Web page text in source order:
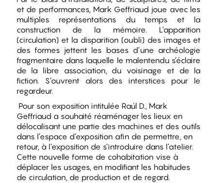
et de performances, Mark Geffriaud joue avec les
multiples représentations du temps et la
construction de la mémoire. L’apparition
(circulation) et la disparition (oubli) des images et
des formes jettent les bases d’une archéologie
fragmentaire dans laquelle le malentendu s’éclaire
de la libre association, du voisinage et de la
fiction. S’ouvrent alors des interstices pour le
regardeur.
Pour son exposition intitulée Raúl D., Mark
Geffriaud a souhaité réaménager les lieux en
délocalisant une partie des machines et des outils
dans l’espace d’exposition afin de permettre, en
retour, à l’exposition de s’introduire dans l’atelier.
Cette nouvelle forme de cohabitation vise à
déplacer les usages, en modifiant les habitudes
de circulation, de production et de regard.